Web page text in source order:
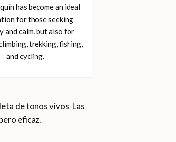
has become an ideal
for those seeking
and calm, but also for
trekking, fishing,
and cycling.
de tonos vivos. Las
eficaz.